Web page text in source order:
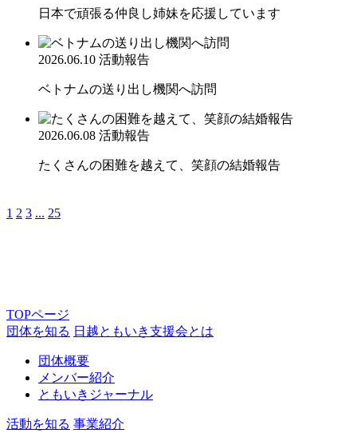
日本で頑張る仲良し姉妹を応援しています
2026.06.10 活動報告
ベトナムの送り出し機関へ訪問
2026.06.08 活動報告
たくさんの困難を越えて、笑顔の結婚報告
1 2 3 ... 25
TOPページ
団体を知る 日越ともいき支援会とは
団体概要
メンバー紹介
ともいきジャーナル
活動を知る 事業紹介